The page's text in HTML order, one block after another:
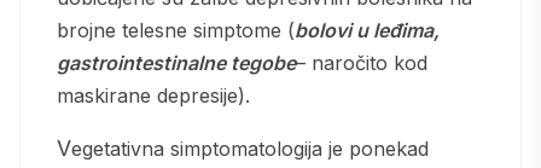
brojne telesne simptome (bolovi u leđima,
gastrointestinalne tegobe– naročito kod
maskirane depresije).
Vegetativna simptomatologija je ponekad